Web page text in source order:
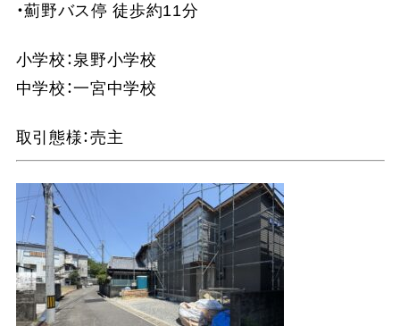
・薊野バス停 徒歩約11分
小学校：泉野小学校
中学校：一宮中学校
取引態様：売主